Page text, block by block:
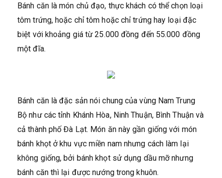
Bánh căn là món chủ đạo, thực khách có thể chọn loại
tôm trứng, hoặc chỉ tôm hoặc chỉ trứng hay loại đặc
biệt với khoảng giá từ 25.000 đồng đến 55.000 đồng
một đĩa.
Bánh căn là đặc sản nói chung của vùng Nam Trung
Bộ như các tỉnh Khánh Hòa, Ninh Thuận, Bình Thuận và
cả thành phố Đà Lạt. Món ăn này gần giống với món
bánh khọt ở khu vực miền nam nhưng cách làm lại
không giống, bởi bánh khọt sử dụng dầu mỡ nhưng
bánh căn thì lại được nướng trong khuôn.